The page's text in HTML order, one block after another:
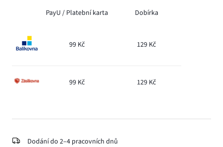
PayU / Platební karta Dobírka
99 Kč 129 Kč
99 Kč 129 Kč
Dodání do 2–4 pracovních dnů